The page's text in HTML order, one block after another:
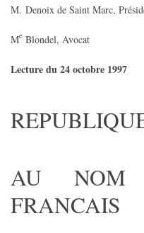
M. Denoix de Saint Marc,
Me Blondel, Avocat
Lecture du 24 octobre 1997
AU NOM
FRANCAIS